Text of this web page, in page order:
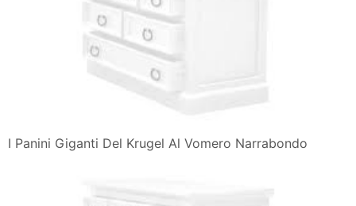
I Panini Giganti Del Krugel Al Vomero Narrabondo